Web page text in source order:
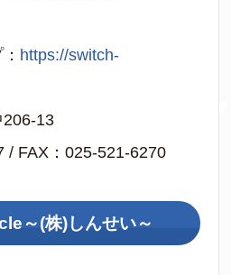
https://switch-
13
/ FAX：025-521-6270
～(株)しんせい～